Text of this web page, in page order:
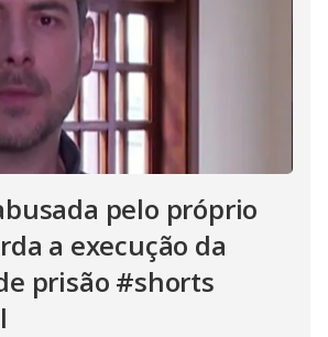
pelo próprio
a execução da
prisão #shorts